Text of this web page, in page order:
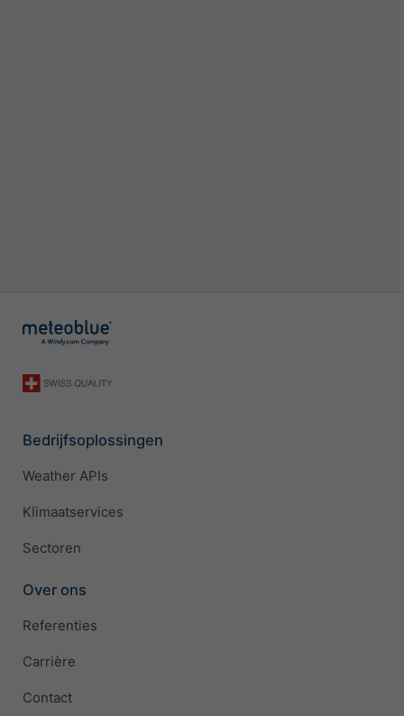
Bedrijfsoplossingen
Weather APIs
Klimaatservices
Sectoren
Over ons
Referenties
Carrière
Contact